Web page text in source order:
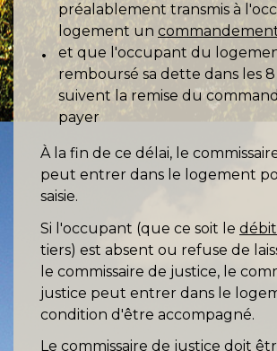
préalablement transmis à
logement un
et que l'occupant du
remboursé sa dette dans les
suivent la remise du
payer
À la fin de ce délai, le
peut entrer dans le logement
saisie.
Si l'occupant (que ce soit le
tiers) est absent ou refuse de
le commissaire de justice, le
justice peut entrer dans le
condition d'être accompagné.
Le commissaire de justice doit